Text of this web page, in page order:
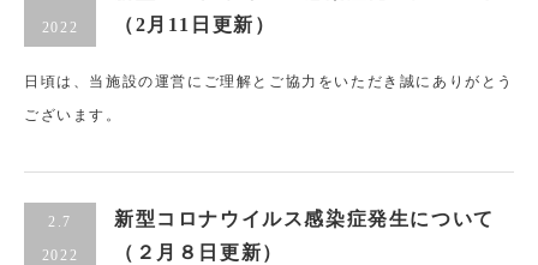
2022
（2月11日更新）
日頃は、当施設の運営にご理解とご協力をいただき誠にありがとう
ございます。
2.7
2022
新型コロナウイルス感染症発生について
（２月８日更新）